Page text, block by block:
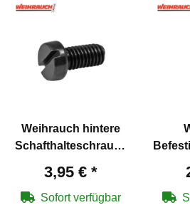
Weihrauch hintere
Schafthalteschraube
Artikelnummer 8987
3,95 € *
Sofort verfügbar